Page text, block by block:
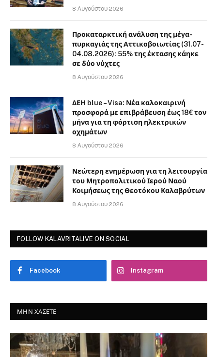
8 Αυγούστου 2026
Προκαταρκτική ανάλυση της μέγα-
πυρκαγιάς της Αττικοβοιωτίας (31.07-
04.08.2026): 55% της έκτασης κάηκε
σε δύο νύχτες
8 Αυγούστου 2026
ΔΕΗ blue – Visa: Νέα καλοκαιρινή
προσφορά με επιβράβευση έως 18€ τον
μήνα για τη φόρτιση ηλεκτρικών
οχημάτων
8 Αυγούστου 2026
Νεώτερη ενημέρωση για τη λειτουργία
του Μητροπολιτικού Ιερού Ναού
Κοιμήσεως της Θεοτόκου Καλαβρύτων
8 Αυγούστου 2026
FOLLOW KALAVRITALIVE ON SOCIAL
Facebook Instagram
ΜΗΝ ΧΆΣΕΤΕ